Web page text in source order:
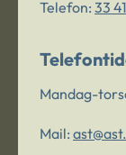
Telefon: 33
Mandag-
Mail: